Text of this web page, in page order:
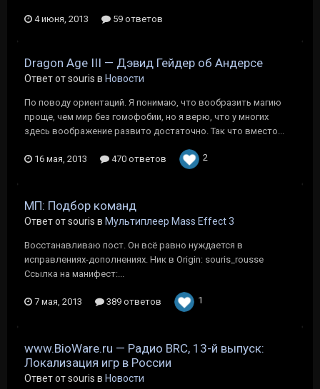
4 июня, 2013 59 ответов
Dragon Age III — Дэвид Гейдер об Андерсе
Ответ от souris в Новости
По поводу ориентаций. Я понимаю, что вообразить магию
проще, чем мир без гомофобии, но я верю, что у многих
здесь воображение развито достаточно. Так что вместо...
16 мая, 2013 470 ответов 2
МП: Подбор команд
Ответ от souris в Мультиплеер Mass Effect 3
Восстанавливаю пост. Он всё равно нуждается в
исправлениях-дополнениях. Ник в Origin: souris_rousse
Cсылка на манифест:...
7 мая, 2013 389 ответов 1
www.BioWare.ru — Радио BRC, 13-й выпуск:
Локализация игр в России
Ответ от souris в Новости